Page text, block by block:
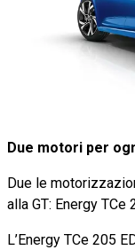
Due motori per
Due le
alla GT: Energy TCe
L’Energy TCe 205